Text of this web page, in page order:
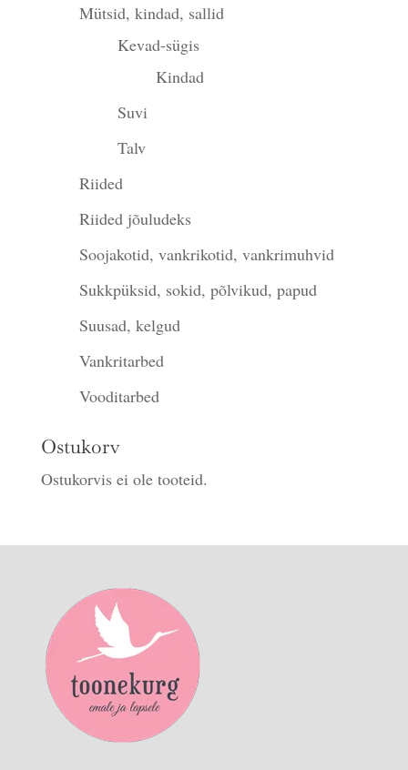
Mütsid, kindad, sallid
Kevad-sügis
Kindad
Suvi
Talv
Riided
Riided jõuludeks
Soojakotid, vankrikotid, vankrimuhvid
Sukkpüksid, sokid, põlvikud, papud
Suusad, kelgud
Vankritarbed
Vooditarbed
Ostukorv
Ostukorvis ei ole tooteid.